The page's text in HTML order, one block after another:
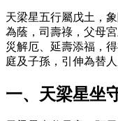
天梁星五行屬戊土，
為蔭，司壽祿，父母
災解厄、延壽添福，​​
庭及子孫，引伸為替
一、天梁星坐